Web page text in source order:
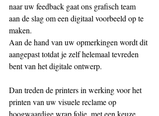
naar uw feedback gaat ons grafisch team
aan de slag om een digitaal voorbeeld op te
maken.
Aan de hand van uw opmerkingen wordt dit
aangepast totdat je zelf helemaal tevreden
bent van het digitale ontwerp.
Dan treden de printers in werking voor het
printen van uw visuele reclame op
hoogwaardige wrap folie, met een keuze